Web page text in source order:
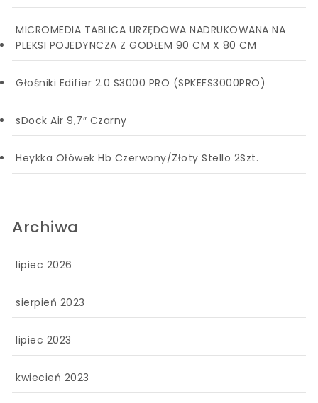
MICROMEDIA TABLICA URZĘDOWA NADRUKOWANA NA
PLEKSI POJEDYNCZA Z GODŁEM 90 CM X 80 CM
Głośniki Edifier 2.0 S3000 PRO (SPKEFS3000PRO)
sDock Air 9,7″ Czarny
Heykka Ołówek Hb Czerwony/Złoty Stello 2Szt.
Archiwa
lipiec 2026
sierpień 2023
lipiec 2023
kwiecień 2023